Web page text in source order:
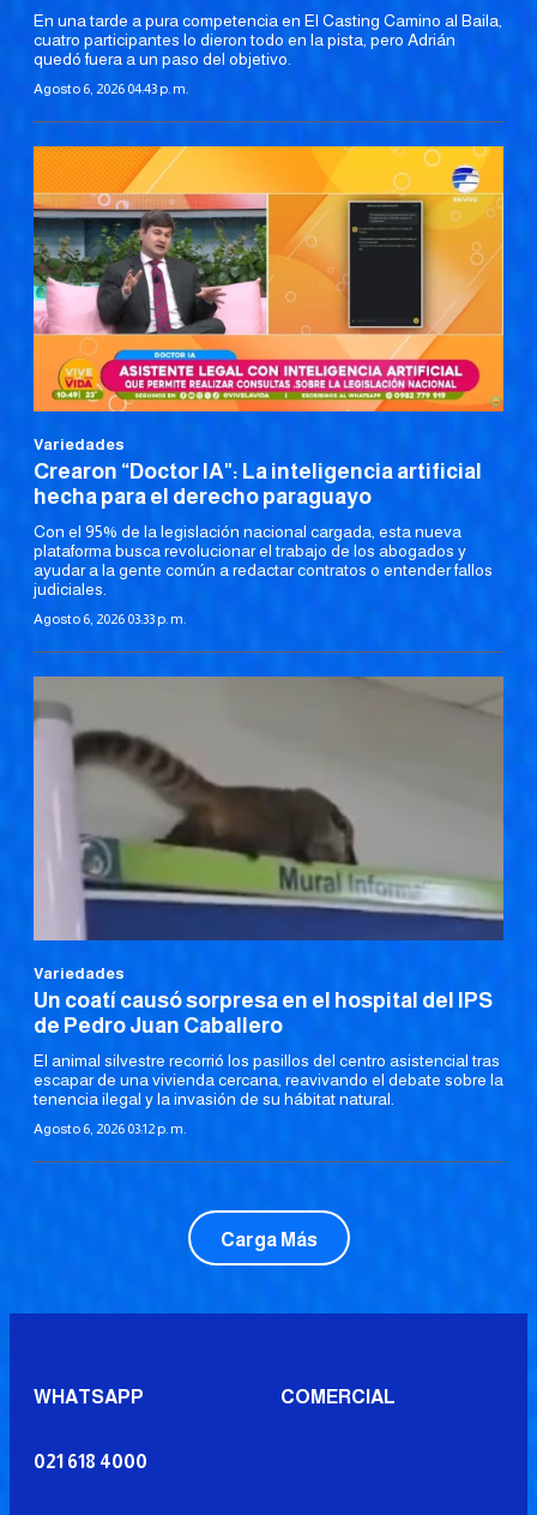
En una tarde a pura competencia en El Casting Camino al Baila,
cuatro participantes lo dieron todo en la pista, pero Adrián
quedó fuera a un paso del objetivo.
Agosto 6, 2026 04:43 p. m.
Variedades
Crearon “Doctor IA": La inteligencia artificial
hecha para el derecho paraguayo
Con el 95% de la legislación nacional cargada, esta nueva
plataforma busca revolucionar el trabajo de los abogados y
ayudar a la gente común a redactar contratos o entender fallos
judiciales.
Agosto 6, 2026 03:33 p. m.
Variedades
Un coatí causó sorpresa en el hospital del IPS
de Pedro Juan Caballero
El animal silvestre recorrió los pasillos del centro asistencial tras
escapar de una vivienda cercana, reavivando el debate sobre la
tenencia ilegal y la invasión de su hábitat natural.
Agosto 6, 2026 03:12 p. m.
Carga Más
WHATSAPP COMERCIAL
021 618 4000